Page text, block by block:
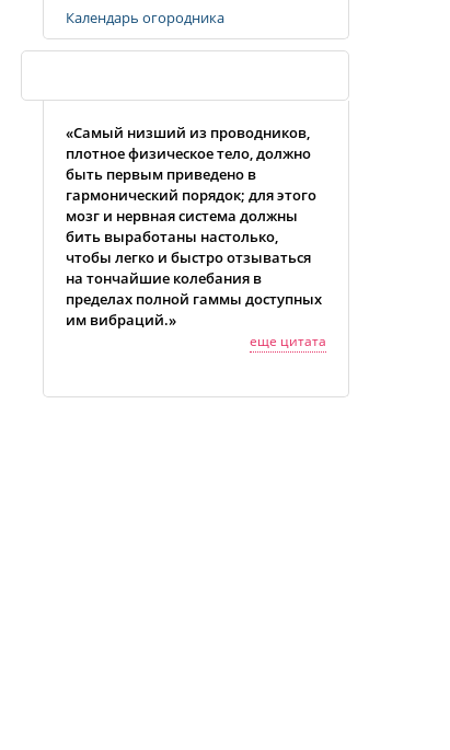
Календарь огородника
«Самый низший из проводников,
плотное физическое тело, должно
быть первым приведено в
гармонический порядок; для этого
мозг и нервная система должны
бить выработаны настолько,
чтобы легко и быстро отзываться
на тончайшие колебания в
пределах полной гаммы доступных
им вибраций.»
еще цитата